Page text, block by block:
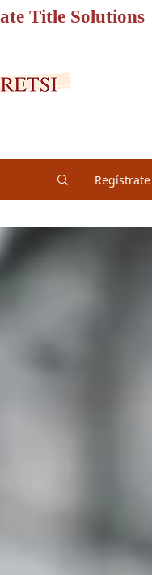
Title Solutions
Regístrate